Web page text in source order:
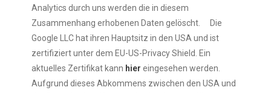
Analytics durch uns werden die in diesem
Zusammenhang erhobenen Daten gelöscht. Die
Google LLC hat ihren Hauptsitz in den USA und ist
zertifiziert unter dem EU-US-Privacy Shield. Ein
aktuelles Zertifikat kann hier eingesehen werden.
Aufgrund dieses Abkommens zwischen den USA und